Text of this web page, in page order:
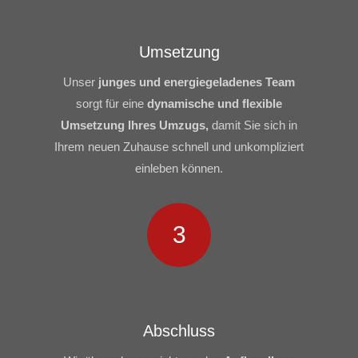
Umsetzung
Unser junges und energiegeladenes Team
sorgt für eine dynamische und flexible
Umsetzung Ihres Umzugs, damit Sie sich in
Ihrem neuen Zuhause schnell und unkompliziert
einleben können.
3
Abschluss